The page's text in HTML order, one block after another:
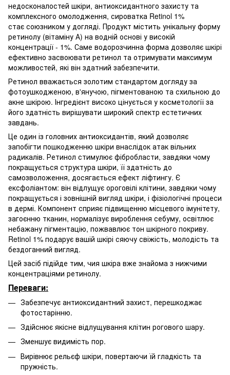
недосконалостей шкіри, антиоксидантного захисту та
комплексного омолодження, сироватка Retinol 1%
стає союзником у догляді. Продукт містить унікальну форму
ретинолу (вітаміну А) на водній основі у високій
концентрації - 1%. Саме водорозчинна форма дозволяє шкірі
ефективно засвоювати ретинол та отримувати максимум
можливостей, які він здатний забезпечити.
Ретинол вважається золотим стандартом догляду за
фотоушкодженою, в'янучою, пігментованою та схильною до
акне шкірою. Інгредієнт високо цінується у косметології за
його здатність вирішувати широкий спектр естетичних
завдань.
Це один із головних антиоксидантів, який дозволяє
запобігти пошкодженню шкіри внаслідок атак вільних
радикалів. Ретинол стимулює фібробласти, завдяки чому
покращується структура шкіри, її здатність до
самозволоження, досягається ефект ліфтингу. Є
ексфоліантом: він відлущує ороговілі клітини, завдяки чому
покращується і зовнішній вигляд шкіри, і фізіологічні процеси
в дермі. Компонент сприяє підвищенню місцевого імунітету,
загоєнню тканин, нормалізує вироблення себуму, освітлює
небажану пігментацію, пожвавлює тон шкірного покриву.
Retinol 1% подарує вашій шкірі сяючу свіжість, молодість та
бездоганний вигляд.
Цей засіб підійде тим, чия шкіра вже знайома з нижчими
концентраціями ретинолу.
Переваги:
Забезпечує антиоксидантний захист, перешкоджає
фотостарінню.
Здійснює якісне відлущування клітин рогового шару.
Зменшує видимість пор.
Вирівнює рельєф шкіри, повертаючи їй гладкість та
пружність.